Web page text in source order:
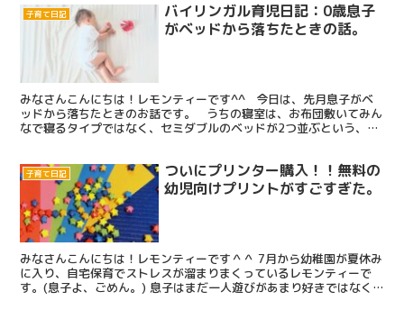
子育て日記
バイリンガル育児日記：0歳息子
がベッドから落ちたときの話。
みなさんこんにちは！レモンティーです^^ 今日は、先月息子がベ
ッドから落ちたときのお話です。 うちの寝室は、お布団敷いてみん
なで寝るタイプではなく、セミダブルのベッドが2つ並ぶという、ほ
子育て日記
ついにプリンター購入！！無料の
幼児向けプリントがすごすぎた。
みなさんこんにちは！レモンティーです＾＾ 7月から幼稚園が夏休み
に入り、自宅保育でストレスが溜まりまくっているレモンティーで
す。(息子よ、ごめん。) 息子はまだ一人遊びがあまり好きではなく